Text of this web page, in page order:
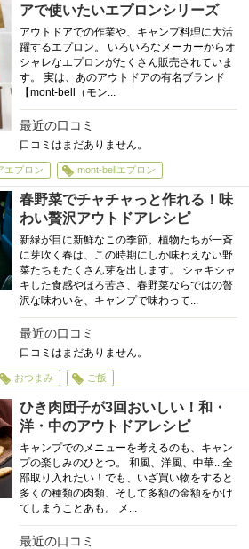
アで使いたいエプロンシリーズ
アウトドアでの作業や、キャンプ料理に大活
躍するエプロン。 いろいろなメーカーからオ
シャレなエプロンがたくさん販売されていま
す。 実は、あのアウトドアの有名ブランド
【mont-bell（モン...
最近の口コミ
口コミはまだありません。
エプロン mont-bellエプロン
春野菜でチャチャっと作れる！味
わい贅沢アウトドアレシピ
新緑が目に新鮮なこの季節。植物たちが一斉
に芽吹く春は、この時期にしか味わえない野
菜たちもたくさん芽を出します。 シャキシャ
キした食感やほろ苦さ、春野菜ならではの贅
沢な味わいを、キャンプで味わって...
最近の口コミ
口コミはまだありません。
おつまみ ご飯
ひき肉団子が3回おいしい！和・
洋・中のアウトドアレシピ
キャンプでのメニューを考えるのも、キャン
プの楽しみのひとつ。 和風、洋風、中華...全
部取り入れたい！でも、いざ買い物をすると
多くの種類の肉類、そして多額の金額をかけ
てしまうことあも。 メ...
最近の口コミ